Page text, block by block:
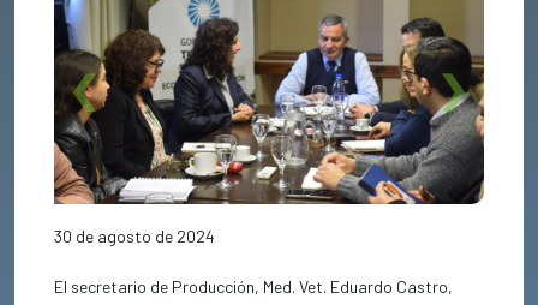
Previous Next
30 de agosto de 2024
El secretario de Producción, Med. Vet. Eduardo Castro,